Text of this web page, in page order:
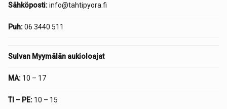
Sähköposti:info@tahtipyora.fi
Puh:06 3440 511
Sulvan Myymälän aukioloajat
MA: 10 – 17
TI – PE: 10 – 15